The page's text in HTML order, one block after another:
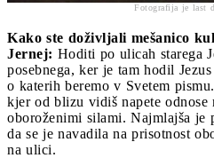
Fotografija je last
Kako ste doživljali mešanico
Jernej: Hoditi po ulicah starega
posebnega, ker je tam hodil
o katerih beremo v Svetem
kjer od blizu vidiš napete
oboroženimi silami. Najmlajša je
da se je navadila na prisotnost
na ulici.